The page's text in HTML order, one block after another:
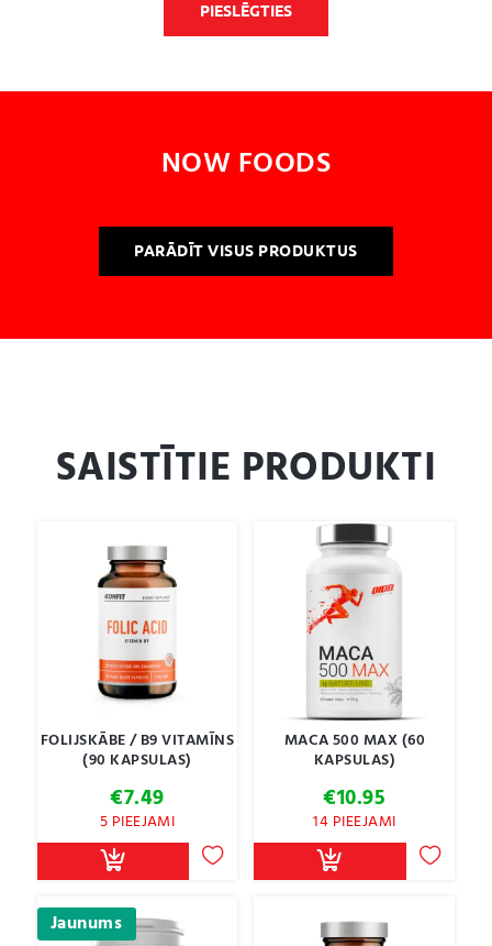
PIESLĒGTIES
NOW FOODS
PARĀDĪT VISUS PRODUKTUS
SAISTĪTIE PRODUKTI
FOLIJSKĀBE / B9 VITAMĪNS
(90 KAPSULAS)
€7.49
5 PIEEJAMI
MACA 500 MAX (60
KAPSULAS)
€10.95
14 PIEEJAMI
Jaunums